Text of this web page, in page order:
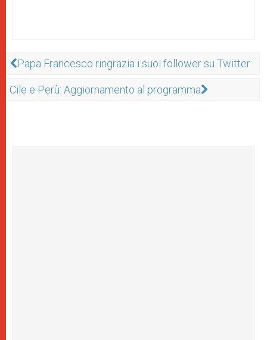
Papa Francesco ringrazia i suoi follower su Twitter
Cile e Perù: Aggiornamento al programma